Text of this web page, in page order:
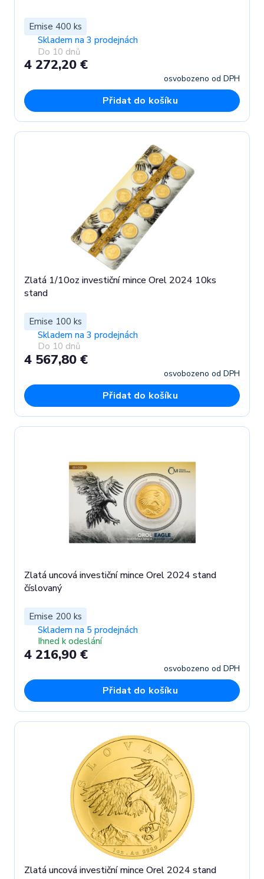
Emise 400 ks
Skladem na 3 prodejnách
Do 10 dnů
4 272,20 €
osvobozeno od DPH
Přidat do košíku
Zlatá 1/10oz investiční mince Orel 2024 10ks
stand
Emise 100 ks
Skladem na 3 prodejnách
Do 10 dnů
4 567,80 €
osvobozeno od DPH
Přidat do košíku
Zlatá uncová investiční mince Orel 2024 stand
číslovaný
Emise 200 ks
Skladem na 5 prodejnách
Ihned k odeslání
4 216,90 €
osvobozeno od DPH
Přidat do košíku
Zlatá uncová investiční mince Orel 2024 stand